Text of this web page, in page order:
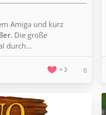
Amiga und kurz
. Die große
durch…
3 0